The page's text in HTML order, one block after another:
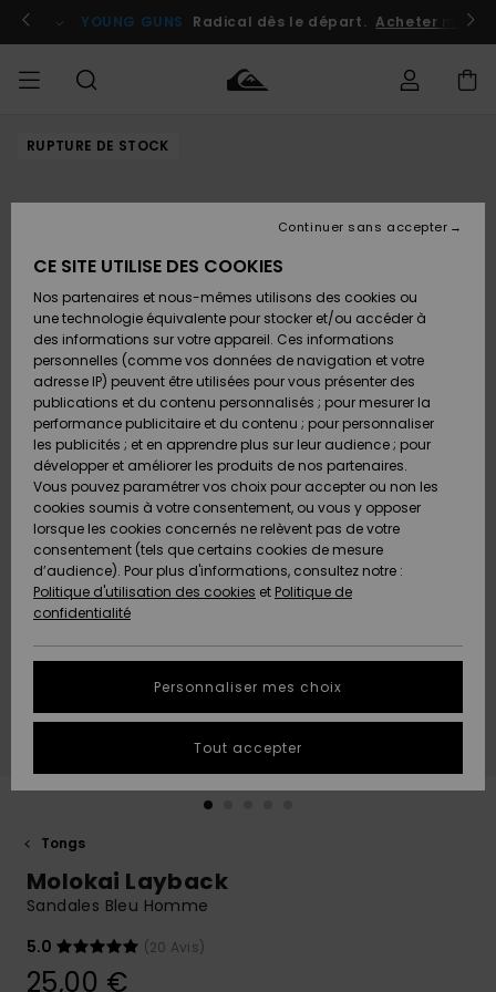
l'information
le
Se connecter / s'inscrire
YOUNG GUNS Radical dès le départ. Acheter
HOMME Vêtements
Chaussures
& Tongs
Surf
Snow
Nouveautés
A
Découvrir
Vêtements
Chaussures
& Tongs
Surf
Snow
Nouveautés
A
Découvrir
FEMME
Shop
A
Découvrir
Snow
SURF
Surf
Surf
Shop
Enfant
Highlights
Communauté
SNOW
Snow
Snow
Shop
Enfant
Snow
Shop
Femme
A
Découvrir
Communauté
OUTLET
Outlet
Enfant
Outlet
Femme
AIDE &
CONTACT
Accéder à
Retours
Paiement
Carte
Cadeau
Quiksilver
Freedom
Protection
des
tailles
conversation
plus rapide
à votre
Démarrer
MAGASINS
QUIKSILVER
RUPTURE DE STOCK
Tongs
Molokai Layback
Sandales Bleu Homme
5.0
(20 Avis)
25,00 €
CE SITE UTILISE DES COOKIES
Nos partenaires et nous-mêmes utilisons des cookies ou
une technologie équivalente pour stocker et/ou accéder à
des informations sur votre appareil. Ces informations
personnelles (comme vos données de navigation et votre
adresse IP) peuvent être utilisées pour vous présenter des
publications et du contenu personnalisés ; pour mesurer la
performance publicitaire et du contenu ; pour personnaliser
les publicités ; et en apprendre plus sur leur audience ; pour
développer et améliorer les produits de nos partenaires.
Vous pouvez paramétrer vos choix pour accepter ou non les
cookies soumis à votre consentement, ou vous y opposer
lorsque les cookies concernés ne relèvent pas de votre
consentement (tels que certains cookies de mesure
d’audience). Pour plus d'informations, consultez notre :
Politique d'utilisation des cookies et Politique de
confidentialité
Personnaliser mes choix
Continuer sans accepter
Tout accepter